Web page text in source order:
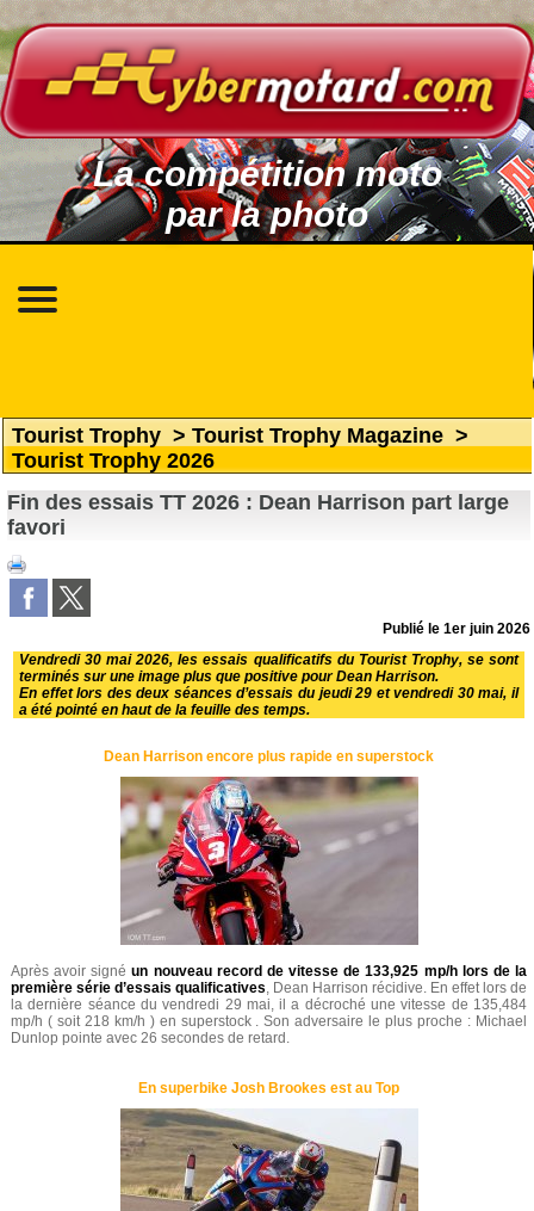
La compétition moto
par la photo
Tourist Trophy > Tourist Trophy Magazine >
Tourist Trophy 2026
Fin des essais TT 2026 : Dean Harrison part large
favori
Publié le1er juin 2026
Vendredi 30 mai 2026, les essais qualificatifs du Tourist Trophy, se sont
terminés sur une image plus que positive pour Dean Harrison.
En effet lors des deux séances d’essais du jeudi 29 et vendredi 30 mai, il
a été pointé en haut de la feuille des temps.
Dean Harrison encore plus rapide en superstock
Après avoir signéun nouveau record de vitesse de 133,925 mp/h lors de la
première série d’essais qualificatives, Dean Harrison récidive. En effet lors de
la dernière séance du vendredi 29 mai, il a décroché une vitesse de 135,484
mp/h ( soit 218 km/h ) en superstock . Son adversaire le plus proche : Michael
Dunlop pointe avec 26 secondes de retard.
En superbike Josh Brookes est au Top